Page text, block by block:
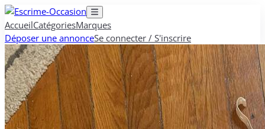
AccueilCatégoriesMarques
Déposer une annonceSe connecter / S'inscrire